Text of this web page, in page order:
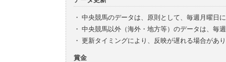
・ 中央競馬のデータは、原則として、毎週月曜日
・ 中央競馬以外（海外・地方等）のデータは、毎
・ 更新タイミングにより、反映が遅れる場合があ
賞金